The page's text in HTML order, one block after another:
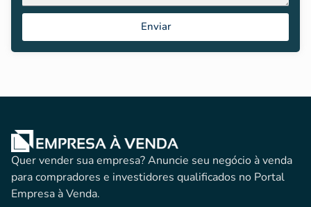
Enviar
Quer vender sua empresa? Anuncie seu negócio à venda
para compradores e investidores qualificados no Portal
Empresa à Venda.